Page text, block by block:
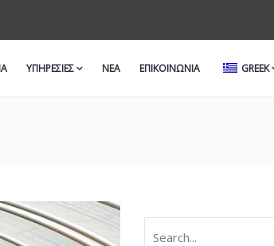
ΥΠΗΡΕΣΙΕΣ ΝΕΑ ΕΠΙΚΟΙΝΩΝΙΑ GREEK